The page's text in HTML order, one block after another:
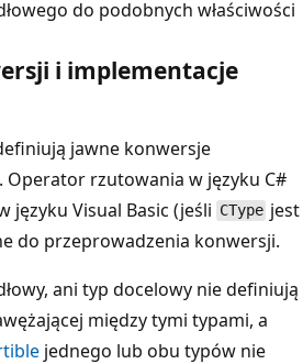
do podobnych właściwości
i implementacje
jawne konwersje
Operator rzutowania w języku C#
języku Visual Basic (jeśli CType jest
do przeprowadzenia konwersji.
ani typ docelowy nie definiują
między tymi typami, a
jednego lub obu typów nie